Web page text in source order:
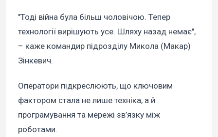
"Тоді війна була більш чоловічою. Тепер
технології вирішують усе. Шляху назад немає",
– каже командир підрозділу Микола (Макар)
Зінкевич.
Оператори підкреслюють, що ключовим
фактором стала не лише техніка, а й
програмування та мережі зв’язку між
роботами.